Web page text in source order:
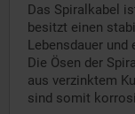
Das Spiralkabel
besitzt einen
Lebensdauer
Die Ösen der
aus verzinktem
sind somit